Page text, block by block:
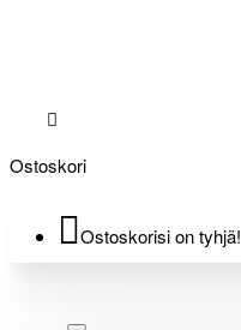
Ostoskori
Ostoskorisi on tyhjä!